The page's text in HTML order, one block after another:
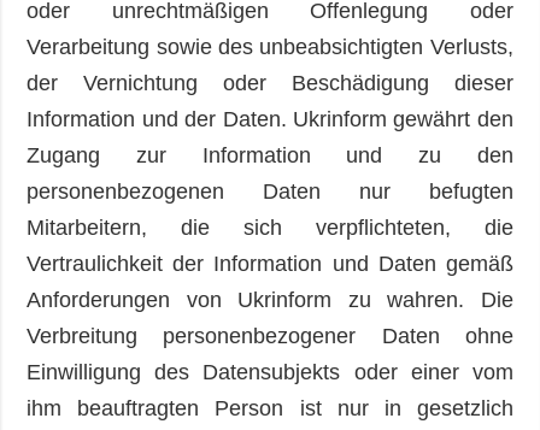
oder unrechtmäßigen Offenlegung oder
Verarbeitung sowie des unbeabsichtigten Verlusts,
der Vernichtung oder Beschädigung dieser
Information und der Daten. Ukrinform gewährt den
Zugang zur Information und zu den
personenbezogenen Daten nur befugten
Mitarbeitern, die sich verpflichteten, die
Vertraulichkeit der Information und Daten gemäß
Anforderungen von Ukrinform zu wahren. Die
Verbreitung personenbezogener Daten ohne
Einwilligung des Datensubjekts oder einer vom
ihm beauftragten Person ist nur in gesetzlich